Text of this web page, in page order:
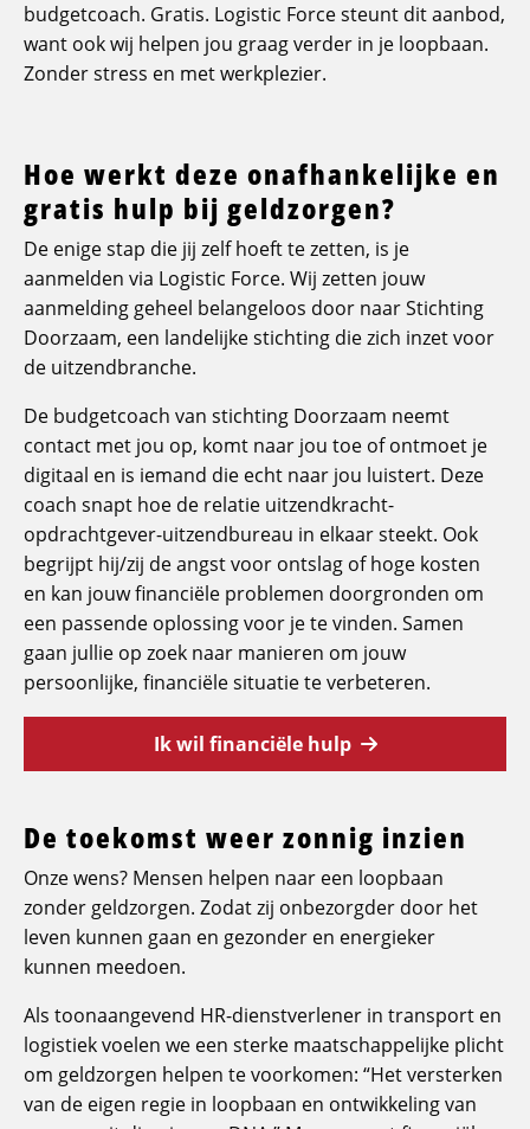
budgetcoach. Gratis. Logistic Force steunt dit aanbod,
want ook wij helpen jou graag verder in je loopbaan.
Zonder stress en met werkplezier.
Hoe werkt deze onafhankelijke en
gratis hulp bij geldzorgen?
De enige stap die jij zelf hoeft te zetten, is je
aanmelden via Logistic Force. Wij zetten jouw
aanmelding geheel belangeloos door naar Stichting
Doorzaam, een landelijke stichting die zich inzet voor
de uitzendbranche.
De budgetcoach van stichting Doorzaam neemt
contact met jou op, komt naar jou toe of ontmoet je
digitaal en is iemand die echt naar jou luistert. Deze
coach snapt hoe de relatie uitzendkracht-
opdrachtgever-uitzendbureau in elkaar steekt. Ook
begrijpt hij/zij de angst voor ontslag of hoge kosten
en kan jouw financiële problemen doorgronden om
een passende oplossing voor je te vinden. Samen
gaan jullie op zoek naar manieren om jouw
persoonlijke, financiële situatie te verbeteren.
Ik wil financiële hulp
De toekomst weer zonnig inzien
Onze wens? Mensen helpen naar een loopbaan
zonder geldzorgen. Zodat zij onbezorgder door het
leven kunnen gaan en gezonder en energieker
kunnen meedoen.
Als toonaangevend HR-dienstverlener in transport en
logistiek voelen we een sterke maatschappelijke plicht
om geldzorgen helpen te voorkomen: “Het versterken
van de eigen regie in loopbaan en ontwikkeling van